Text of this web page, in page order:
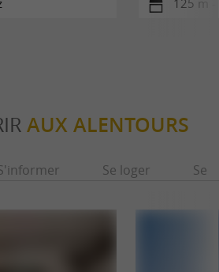
125 m
AUX ALENTOURS
Se loger Se